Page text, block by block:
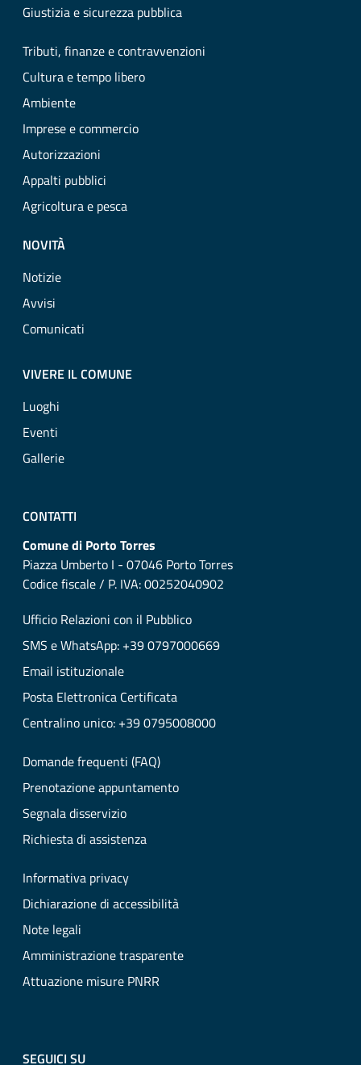
Giustizia e sicurezza pubblica
Tributi, finanze e contravvenzioni
Cultura e tempo libero
Ambiente
Imprese e commercio
Autorizzazioni
Appalti pubblici
Agricoltura e pesca
NOVITÀ
Notizie
Avvisi
Comunicati
VIVERE IL COMUNE
Luoghi
Eventi
Gallerie
CONTATTI
Comune di Porto Torres
Piazza Umberto I - 07046 Porto Torres
Codice fiscale / P. IVA: 00252040902
Ufficio Relazioni con il Pubblico
SMS e WhatsApp: +39 0797000669
Email istituzionale
Posta Elettronica Certificata
Centralino unico: +39 0795008000
Domande frequenti (FAQ)
Prenotazione appuntamento
Segnala disservizio
Richiesta di assistenza
Informativa privacy
Dichiarazione di accessibilità
Note legali
Amministrazione trasparente
Attuazione misure PNRR
SEGUICI SU